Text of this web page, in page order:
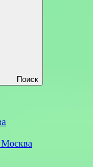
Поиск
Москва